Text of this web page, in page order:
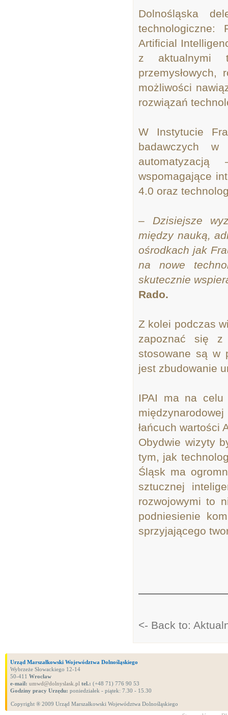
Dolnośląska
technologiczne:
Artificial
z aktualnymi
możliwości
rozwiązań
W Instytucie
badawczych
wspomagające
4.0 oraz
– Dzisiejsze
między nauką,
ośrodkach jak
na nowe
skutecznie
Rado.
Z kolei podczas
zapoznać się z
stosowane są w
jest zbudowanie
IPAI ma na celu
łańcuch wartości
Obydwie wizyty
tym, jak
Śląsk ma
sztucznej
rozwojowymi to
podniesienie
sprzyjającego
<- Back to:
Urząd Marszałkowski Województwa Dolnośląskiego
Wybrzeże Słowackiego 12-14
50-411 Wrocław
e-mail: umwd@dolnyslask.pl tel.: (+48 71) 776 90 53
Godziny pracy Urzędu: poniedziałek - piątek: 7.30 - 15.30
Copyright ® 2009 Urząd Marszałkowski Województwa Dolnośląskiego